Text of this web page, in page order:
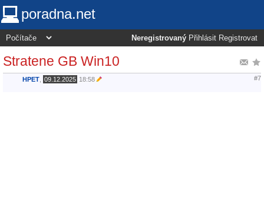
poradna.net
Neregistrovaný Přihlásit Registrovat
Stratene GB Win10
HPET 09.12.2025 18:58 #7